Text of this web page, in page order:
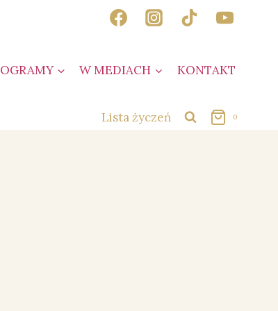
W MEDIACH KONTAKT
Lista życzeń 0